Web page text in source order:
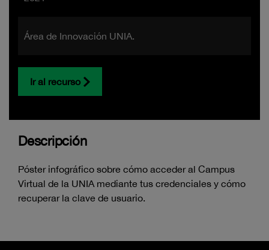
Área de Innovación UNIA.
Ir al recurso
Descripción
Póster infográfico sobre cómo acceder al Campus
Virtual de la UNIA mediante tus credenciales y cómo
recuperar la clave de usuario.